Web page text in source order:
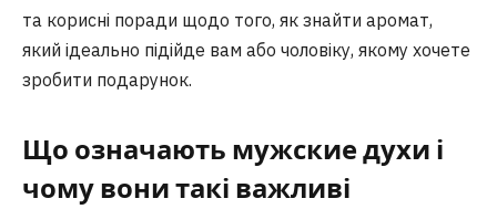
та корисні поради щодо того, як знайти аромат,
який ідеально підійде вам або чоловіку, якому хочете
зробити подарунок.
Що означають мужские духи і
чому вони такі важливі